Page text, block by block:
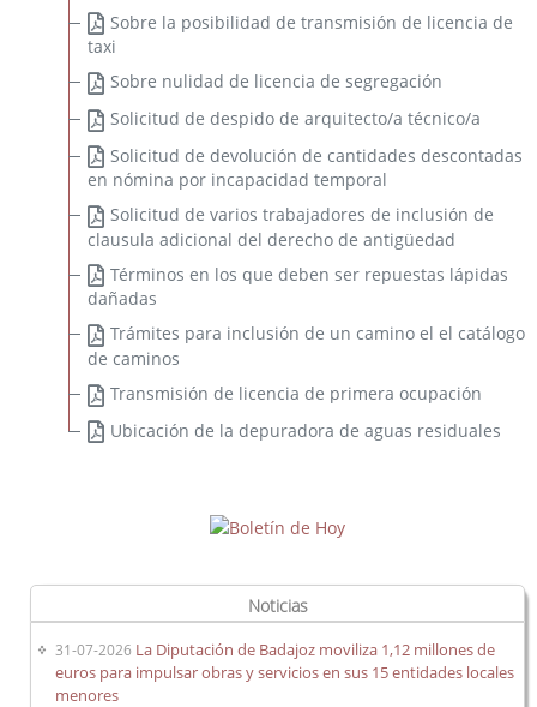
Sobre la posibilidad de transmisión de licencia de
taxi
Sobre nulidad de licencia de segregación
Solicitud de despido de arquitecto/a técnico/a
Solicitud de devolución de cantidades descontadas
en nómina por incapacidad temporal
Solicitud de varios trabajadores de inclusión de
clausula adicional del derecho de antigüedad
Términos en los que deben ser repuestas lápidas
dañadas
Trámites para inclusión de un camino el el catálogo
de caminos
Transmisión de licencia de primera ocupación
Ubicación de la depuradora de aguas residuales
Noticias
31-07-2026 La Diputación de Badajoz moviliza 1,12 millones de
euros para impulsar obras y servicios en sus 15 entidades locales
menores